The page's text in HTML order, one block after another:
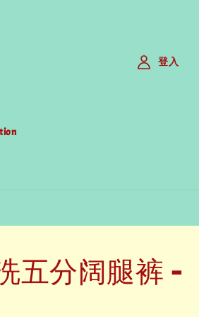
登入
五分阔腿裤 -